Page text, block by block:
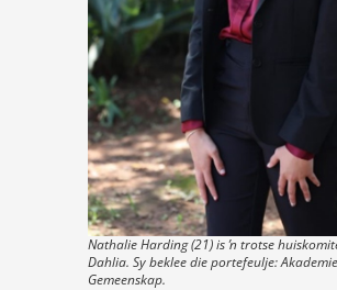
Nathalie Harding (21) is ŉ trotse
Dahlia. Sy beklee die portefeulje:
Gemeenskap.